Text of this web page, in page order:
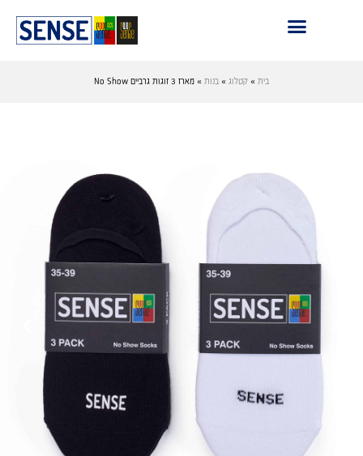
בית » קטלוג » בנות » מארז 3 זוגות גרביים No Show